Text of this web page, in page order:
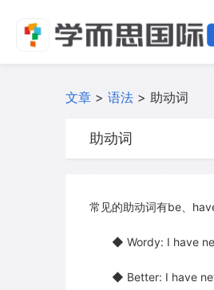
文章 > 语法 > 助动词
助动词
常见的助动词有be、
◆ Wordy: I have
◆ Better: I have